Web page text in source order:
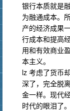
银行本质就是
为融通成本。
产的经济成果
行成本和提高
用和有效商业
本主义。
lz 考虑了货币
深了，完全脱
金一样。现代
时代的眼泪了。